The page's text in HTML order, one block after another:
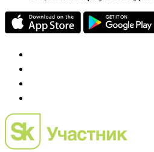
проект о российском рынке
Preqveca.ru